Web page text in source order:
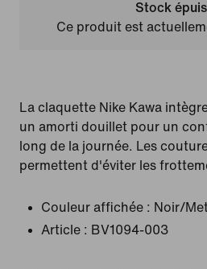
Stock
Ce produit est
La claquette Nike Kawa
un amorti douillet pour un
long de la journée. Les
permettent d'éviter les
Couleur affichée : Noir/
Article : BV1094-003